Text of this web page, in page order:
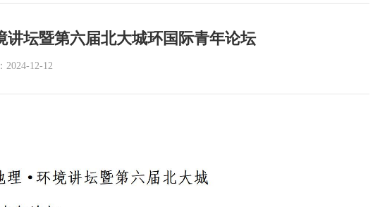
讲坛暨第六届北大城环国际青年论坛
2024-12-12